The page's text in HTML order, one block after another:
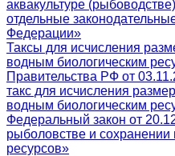
аквакультуре
отдельные
Федерации»
Таксы для исчисления
водным биологическим
Правительства РФ от
такс для исчисления
водным биологическим
Федеральный закон от
рыболовстве и сохранении
ресурсов»